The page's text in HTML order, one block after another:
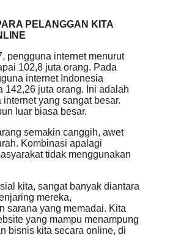
PELANGGAN KITA
pengguna internet menurut
102,8 juta orang. Pada
internet Indonesia
142,26 juta orang. Ini adalah
yang sangat besar.
luar biasa besar.
semakin canggih, awet
Kombinasi apalagi
tidak menggunakan
kita, sangat banyak diantara
mereka,
sarana yang memadai. Kita
yang mampu menampung
bisnis kita secara online, di